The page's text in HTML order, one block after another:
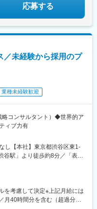
、新横浜駅、大倉山駅(神奈川
駅、たまプラーザ駅、長津田
駅、三崎口駅、秦野駅、倉見
河原駅、京急鶴見駅、杉田駅
駅、京急久里浜駅、湘南台
駅、座間駅、かしわ台駅、二
)、上野広小路駅、とうきょう
戸水神駅、五反田駅、九品仏
(東京都)、府中駅(東京都)、京
、京王口ステイション駅、高
町駅、日ノ出町駅、綱島駅、
(神奈川県)、登戸駅、横須賀
海老名駅(相鉄・小田急)、鶴見
町駅、赤坂見附駅、麻布十番
駅、下落合駅、御徒町駅、曳
応募する
／未経験から採用のプ
業種未経験歓迎
略コンサルタント）◆世界的ア
ィブ力有
し【本社】東京都渋谷区東1-
駅」より徒歩約8分／「表参
を考慮して決定※上記月給には
40時間分を含む（超過分は